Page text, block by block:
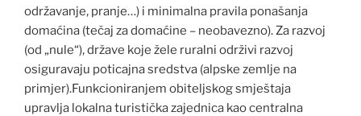
održavanje, pranje…) i minimalna pravila ponašanja
domaćina (tečaj za domaćine – neobavezno). Za razvoj
(od „nule“), države koje žele ruralni održivi razvoj
osiguravaju poticajna sredstva (alpske zemlje na
primjer).Funkcioniranjem obiteljskog smještaja
upravlja lokalna turistička zajednica kao centralna